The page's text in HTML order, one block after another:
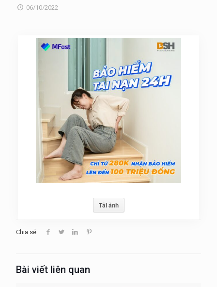
06/10/2022
Tải ảnh
Chia sẻ
Bài viết liên quan